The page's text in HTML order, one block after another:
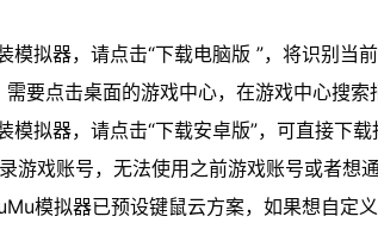
拟器，请点击“下载电脑版 ”，将识别当
要点击桌面的游戏中心，在游戏中心搜索
拟器，请点击“下载安卓版”，可直接下
游戏账号，无法使用之前游戏账号或者
模拟器已预设键鼠云方案，如果想自定